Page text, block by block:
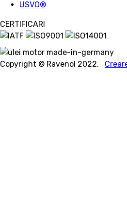
USVO®
CERTIFICARI
Copyright © Ravenol 2022.